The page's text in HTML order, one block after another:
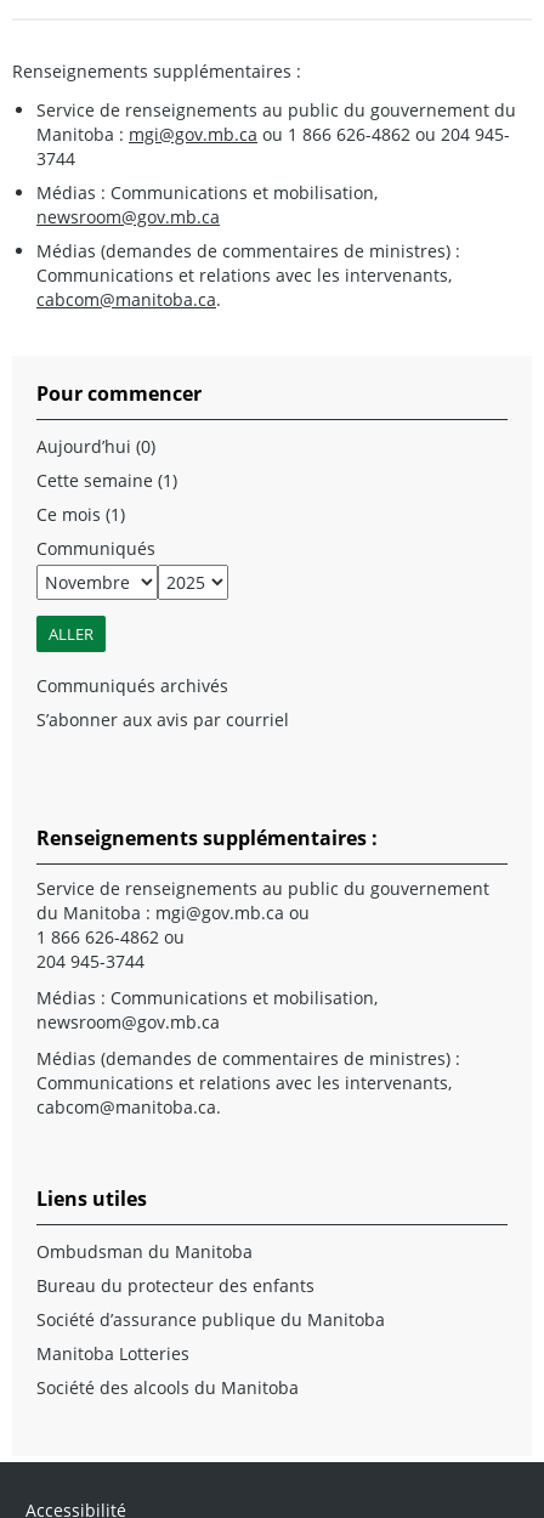
Renseignements supplémentaires :
Service de renseignements au public du gouvernement du
Manitoba : mgi@gov.mb.ca ou 1 866 626-4862 ou 204 945-
3744
Médias : Communications et mobilisation,
newsroom@gov.mb.ca
Médias (demandes de commentaires de ministres) :
Communications et relations avec les intervenants,
cabcom@manitoba.ca.
Pour commencer
Aujourd’hui (0)
Cette semaine (1)
Ce mois (1)
Communiqués
Communiqués archivés
S’abonner aux avis par courriel
Renseignements supplémentaires :
Service de renseignements au public du gouvernement
du Manitoba : mgi@gov.mb.ca ou
1 866 626-4862 ou
204 945-3744
Médias : Communications et mobilisation,
newsroom@gov.mb.ca
Médias (demandes de commentaires de ministres) :
Communications et relations avec les intervenants,
cabcom@manitoba.ca.
Liens utiles
Ombudsman du Manitoba
Bureau du protecteur des enfants
Société d’assurance publique du Manitoba
Manitoba Lotteries
Société des alcools du Manitoba
Accessibilité